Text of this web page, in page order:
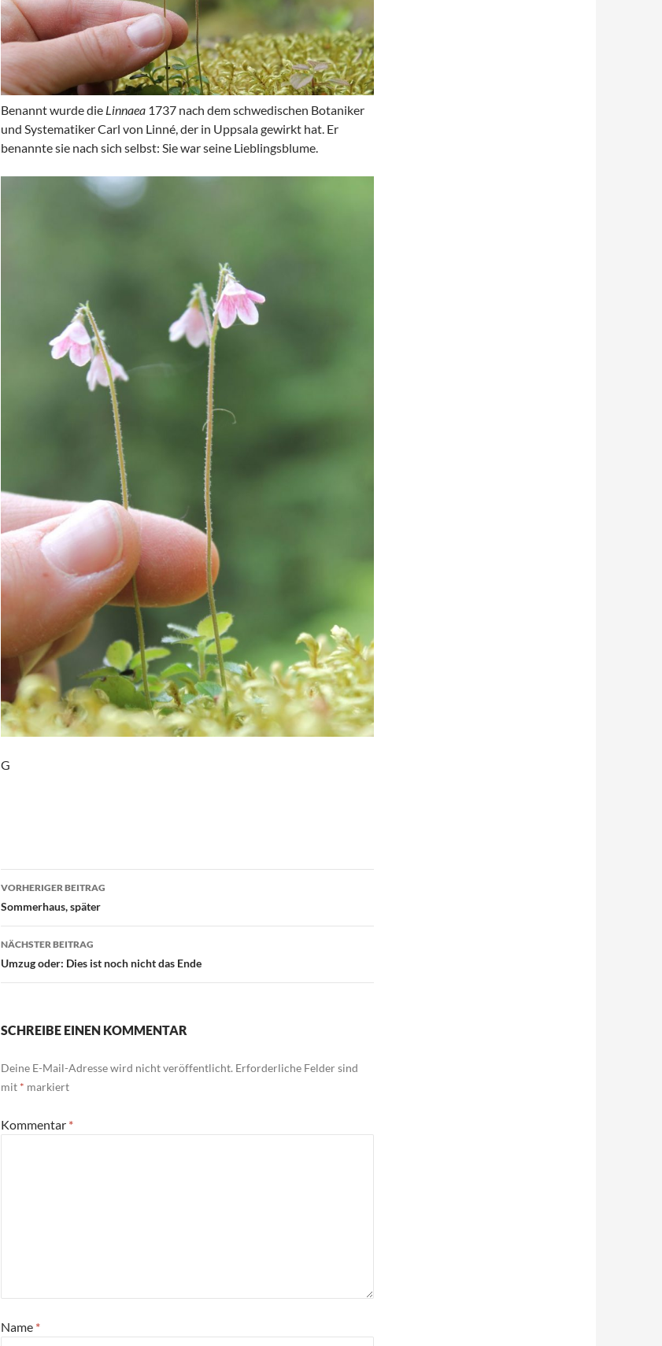
Benannt wurde die Linnaea 1737 nach dem schwedischen Botaniker
und Systematiker Carl von Linné, der in Uppsala gewirkt hat. Er
benannte sie nach sich selbst: Sie war seine Lieblingsblume.
G
Beitragsnavigation
VORHERIGER BEITRAG
Sommerhaus, später
NÄCHSTER BEITRAG
Umzug oder: Dies ist noch nicht das Ende
SCHREIBE EINEN KOMMENTAR
Deine E-Mail-Adresse wird nicht veröffentlicht. Erforderliche Felder sind
mit * markiert
Kommentar *
Name *